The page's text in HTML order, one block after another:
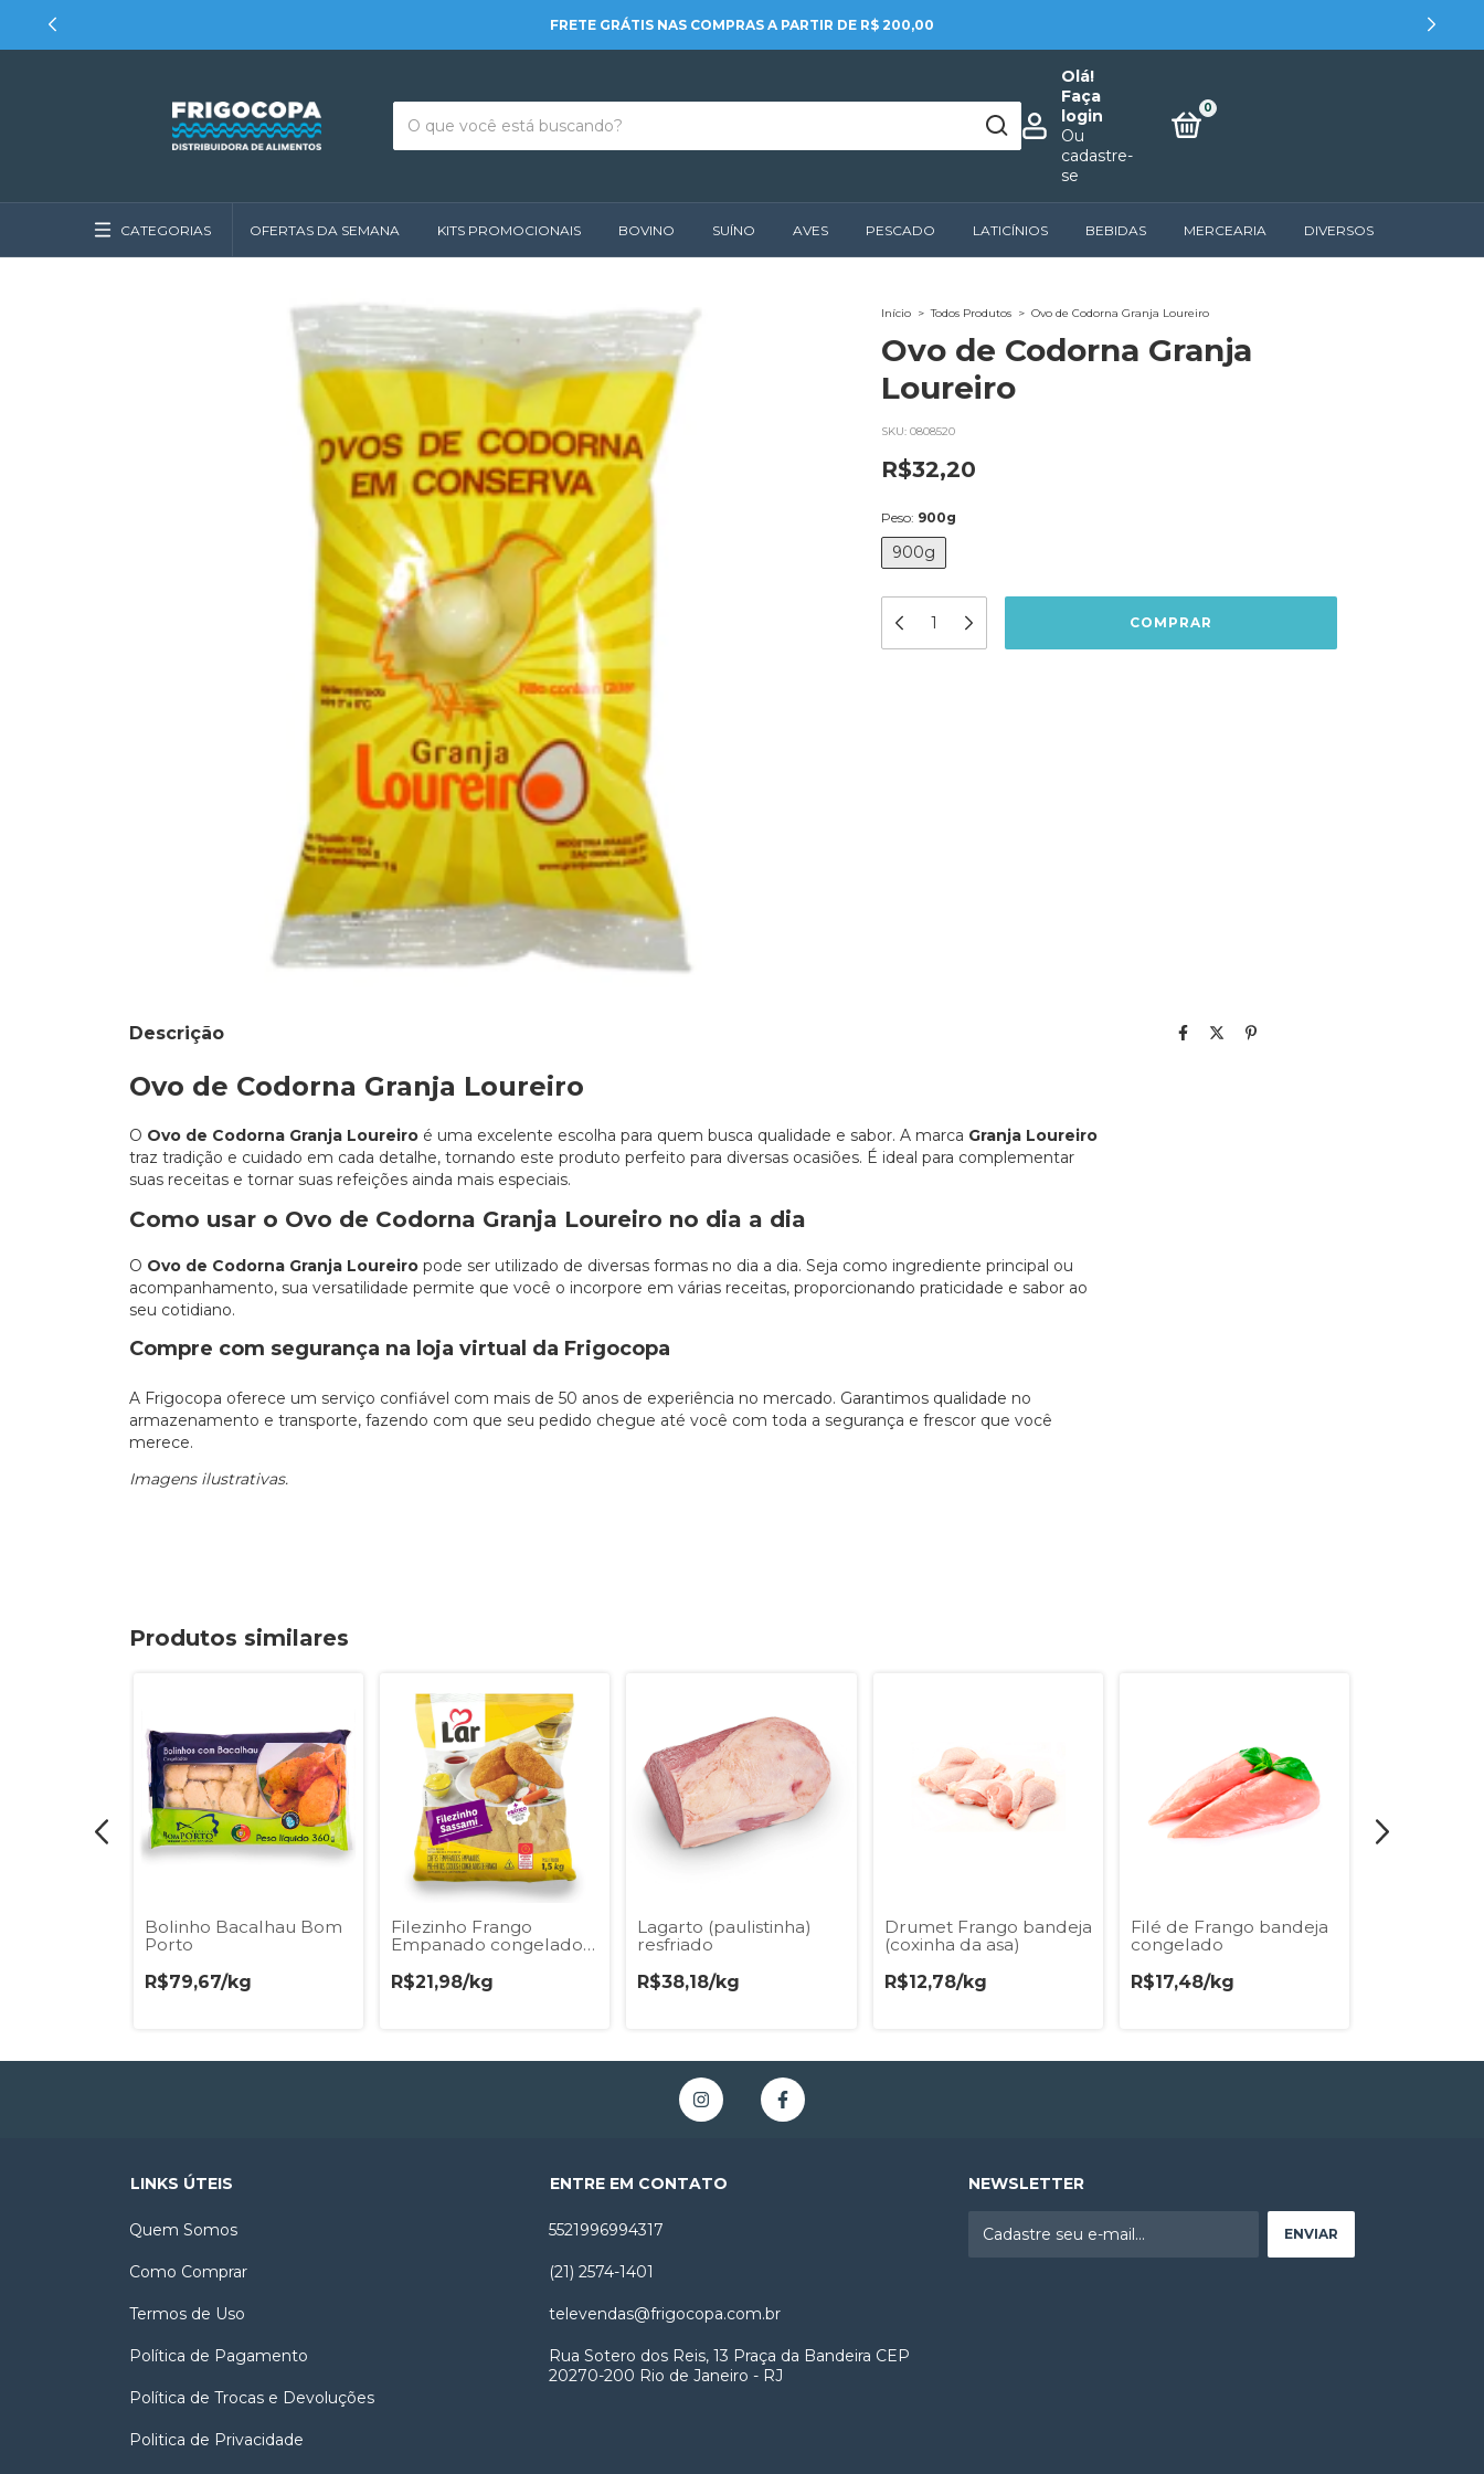
FRETE GRÁTIS NAS COMPRAS A PARTIR DE R$ 200,00
Olá!
Faça
login
Ou
cadastre-
se
0
CATEGORIAS OFERTAS DA SEMANA KITS PROMOCIONAIS BOVINO SUÍNO AVES PESCADO LATICÍNIOS BEBIDAS MERCEARIA DIVERSOS
Início > Todos Produtos > Ovo de Codorna Granja Loureiro
Ovo de Codorna Granja
Loureiro
SKU: 0808520
R$32,20
Peso: 900g
900g
Descrição
Ovo de Codorna Granja Loureiro
O Ovo de Codorna Granja Loureiro é uma excelente escolha para quem busca qualidade e sabor. A marca Granja Loureiro
traz tradição e cuidado em cada detalhe, tornando este produto perfeito para diversas ocasiões. É ideal para complementar
suas receitas e tornar suas refeições ainda mais especiais.
Como usar o Ovo de Codorna Granja Loureiro no dia a dia
O Ovo de Codorna Granja Loureiro pode ser utilizado de diversas formas no dia a dia. Seja como ingrediente principal ou
acompanhamento, sua versatilidade permite que você o incorpore em várias receitas, proporcionando praticidade e sabor ao
seu cotidiano.
Compre com segurança na loja virtual da Frigocopa
A Frigocopa oferece um serviço confiável com mais de 50 anos de experiência no mercado. Garantimos qualidade no
armazenamento e transporte, fazendo com que seu pedido chegue até você com toda a segurança e frescor que você
merece.
Imagens ilustrativas.
Produtos similares
Bolinho Bacalhau Bom
Porto
R$79,67/kg
Filezinho Frango
Empanado congelado
R$21,98/kg
Lagarto (paulistinha)
resfriado
R$38,18/kg
Drumet Frango bandeja
(coxinha da asa)
R$12,78/kg
Filé de Frango bandeja
congelado
R$17,48/kg
LINKS ÚTEIS
Quem Somos
Como Comprar
Termos de Uso
Política de Pagamento
Política de Trocas e Devoluções
Politica de Privacidade
ENTRE EM CONTATO
5521996994317
(21) 2574-1401
televendas@frigocopa.com.br
Rua Sotero dos Reis, 13 Praça da Bandeira CEP
20270-200 Rio de Janeiro - RJ
NEWSLETTER